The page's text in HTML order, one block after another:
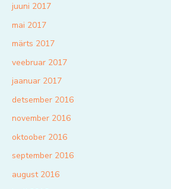
juuni 2017
mai 2017
märts 2017
veebruar 2017
jaanuar 2017
detsember 2016
november 2016
oktoober 2016
september 2016
august 2016